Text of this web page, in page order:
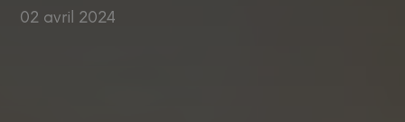
02 avril 2024